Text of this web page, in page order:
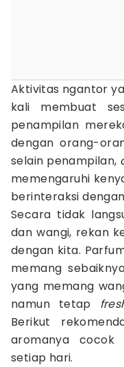
Aktivitas ngantor
kali membuat
penampilan
dengan orang-
selain penampilan,
memengaruhi
berinteraksi
Secara tidak
dan wangi, rekan
dengan kita.
memang
yang memang
namun tetap
Berikut
aromanya
setiap hari.